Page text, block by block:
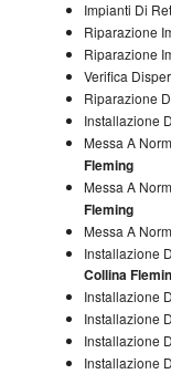
Impianti Di
Riparazione
Riparazione
Verifica
Riparazione
Installazione
Messa A
Fleming
Messa A
Fleming
Messa A
Installazione
Collina
Installazione
Installazione
Installazione
Installazione